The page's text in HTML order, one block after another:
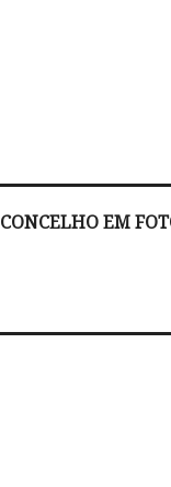
CONCELHO EM